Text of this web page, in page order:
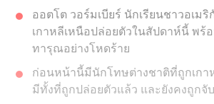
ออตโต วอร์มเบียร์ นักเรียนชาวอเม
เกาหลีเหนือปล่อยตัวในสัปดาห์นี้ พร้อ
ทารุณอย่างโหดร้าย
ก่อนหน้านี้มีนักโทษต่างชาติที่ถูกเกา
มีทั้งที่ถูกปล่อยตัวแล้ว และยังคงถูกจั